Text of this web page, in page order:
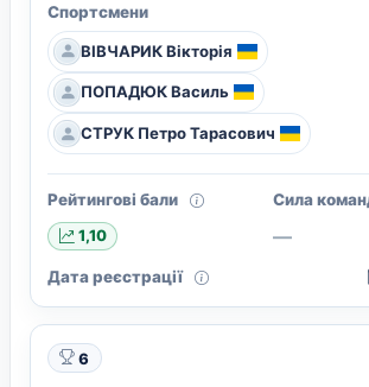
Спортсмени
ВІВЧАРИК Вікторія
ПОПАДЮК Василь
СТРУК Петро Тарасович
Рейтингові бали
1,10
Сила
—
Дата реєстрації
6